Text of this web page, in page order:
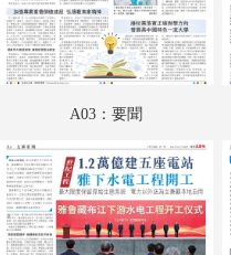
A03：要聞